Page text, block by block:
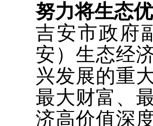
努力将生态
吉安市政府
安）生态经
兴发展的重
最大财富、
济高价值深